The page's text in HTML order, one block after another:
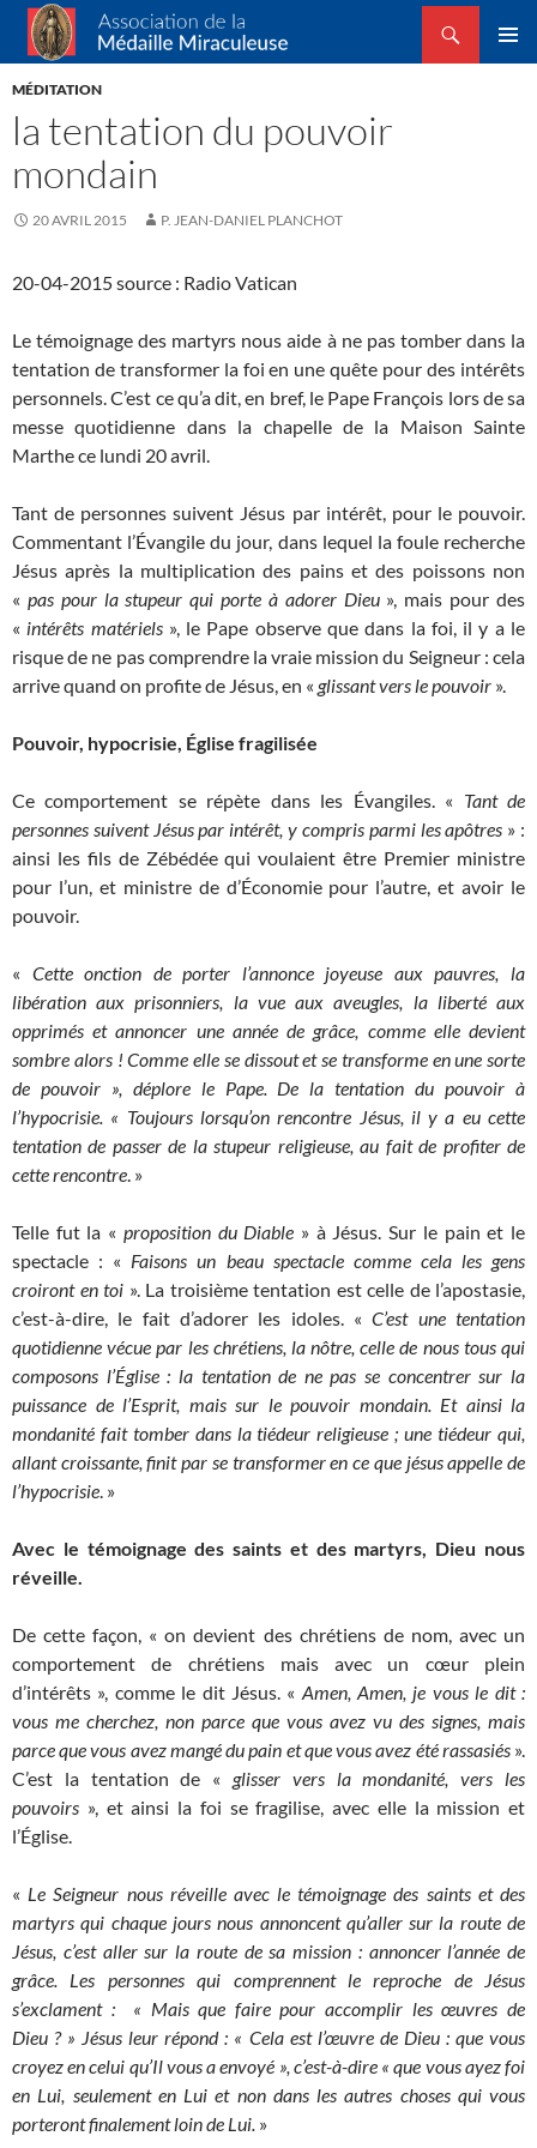
Association de la Médaille Miraculeuse
Recherche
ALLER
AU
MÉDITATION
la tentation du pouvoir
mondain
20 AVRIL 2015 P. JEAN-DANIEL PLANCHOT
20-04-2015 source : Radio Vatican
Le témoignage des martyrs nous aide à ne pas tomber dans la
tentation de transformer la foi en une quête pour des intérêts
personnels. C’est ce qu’a dit, en bref, le Pape François lors de sa
messe quotidienne dans la chapelle de la Maison Sainte
Marthe ce lundi 20 avril.
Tant de personnes suivent Jésus par intérêt, pour le pouvoir.
Commentant l’Évangile du jour, dans lequel la foule recherche
Jésus après la multiplication des pains et des poissons non
« pas pour la stupeur qui porte à adorer Dieu», mais pour des
« intérêts matériels», le Pape observe que dans la foi, il y a le
risque de ne pas comprendre la vraie mission du Seigneur : cela
arrive quand on profite de Jésus, en « glissant vers le pouvoir ».
Pouvoir, hypocrisie, Église fragilisée
Ce comportement se répète dans les Évangiles. « Tant de
personnes suivent Jésus par intérêt, y compris parmi les apôtres » :
ainsi les fils de Zébédée qui voulaient être Premier ministre
pour l’un, et ministre de d’Économie pour l’autre, et avoir le
pouvoir.
« Cette onction de porter l’annonce joyeuse aux pauvres, la
libération aux prisonniers, la vue aux aveugles, la liberté aux
opprimés et annoncer une année de grâce, comme elle devient
sombre alors ! Comme elle se dissout et se transforme en une sorte
de pouvoir », déplore le Pape. De la tentation du pouvoir à
l’hypocrisie. « Toujours lorsqu’on rencontre Jésus, il y a eu cette
tentation de passer de la stupeur religieuse, au fait de profiter de
cette rencontre. »
Telle fut la « proposition du Diable » à Jésus. Sur le pain et le
spectacle : « Faisons un beau spectacle comme cela les gens
croiront en toi ». La troisième tentation est celle de l’apostasie,
c’est-à-dire, le fait d’adorer les idoles. «C’est une tentation
quotidienne vécue par les chrétiens, la nôtre, celle de nous tous qui
composons l’Église : la tentation de ne pas se concentrer sur la
puissance de l’Esprit, mais sur le pouvoir mondain. Et ainsi la
mondanité fait tomber dans la tiédeur religieuse ; une tiédeur qui,
allant croissante, finit par se transformer en ce que jésus appelle de
l’hypocrisie. »
Avec le témoignage des saints et des martyrs, Dieu nous
réveille.
De cette façon, « on devient des chrétiens de nom, avec un
comportement de chrétiens mais avec un cœur plein
d’intérêts », comme le dit Jésus. « Amen, Amen, je vous le dit :
vous me cherchez, non parce que vous avez vu des signes, mais
parce que vous avez mangé du pain et que vous avez été rassasiés ».
C’est la tentation de « glisser vers la mondanité, vers les
pouvoirs », et ainsi la foi se fragilise, avec elle la mission et
l’Église.
« Le Seigneur nous réveille avec le témoignage des saints et des
martyrs qui chaque jours nous annoncent qu’aller sur la route de
Jésus, c’est aller sur la route de sa mission : annoncer l’année de
grâce. Les personnes qui comprennent le reproche de Jésus
s’exclament : « Mais que faire pour accomplir les œuvres de
Dieu ? » Jésus leur répond : « Cela est l’œuvre de Dieu : que vous
croyez en celui qu’Il vous a envoyé », c’est-à-dire « que vous ayez foi
en Lui, seulement en Lui et non dans les autres choses qui vous
porteront finalement loin de Lui. »